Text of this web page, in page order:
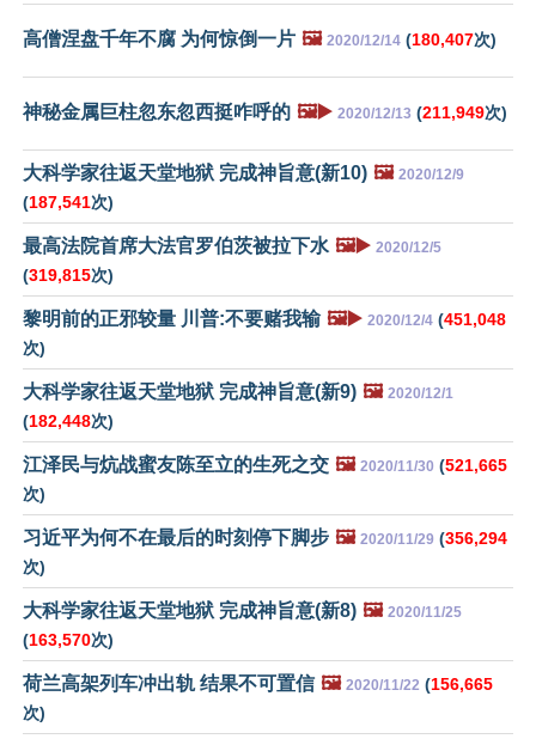
高僧涅盘千年不腐 为何惊倒一片 🖼️ 2020/12/14 (180,407次)
神秘金属巨柱忽东忽西挺咋呼的 🖼️▶️ 2020/12/13 (211,949次)
大科学家往返天堂地狱 完成神旨意(新10) 🖼️ 2020/12/9
(187,541次)
最高法院首席大法官罗伯茨被拉下水 🖼️▶️ 2020/12/5
(319,815次)
黎明前的正邪较量 川普:不要赌我输 🖼️▶️ 2020/12/4 (451,048
次)
大科学家往返天堂地狱 完成神旨意(新9) 🖼️ 2020/12/1
(182,448次)
江泽民与炕战蜜友陈至立的生死之交 🖼️ 2020/11/30 (521,665
次)
习近平为何不在最后的时刻停下脚步 🖼️ 2020/11/29 (356,294
次)
大科学家往返天堂地狱 完成神旨意(新8) 🖼️ 2020/11/25
(163,570次)
荷兰高架列车冲出轨 结果不可置信 🖼️ 2020/11/22 (156,665
次)